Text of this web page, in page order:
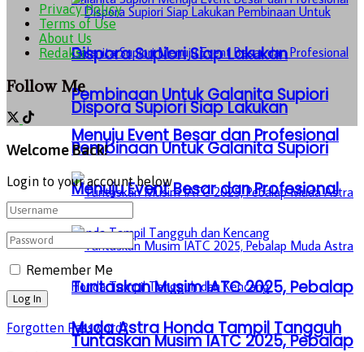
Dispora Supiori Siap Lakukan
Pembinaan Untuk Galanita Supiori
Menuju Event Besar dan Profesional
Tuntaskan Musim IATC 2025, Pebalap
Muda Astra Honda Tampil Tangguh
Dispora Supiori Siap Lakukan
Pembinaan Untuk Galanita Supiori
Menuju Event Besar dan Profesional
Tuntaskan Musim IATC 2025, Pebalap
Privacy Policy
Terms of Use
About Us
Redaksi
Follow Me
Welcome Back!
Login to your account below
Remember Me
Forgotten Password?